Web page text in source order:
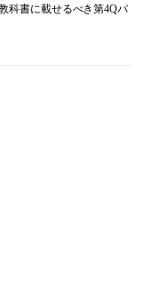
科書に載せるべき第4Qパ